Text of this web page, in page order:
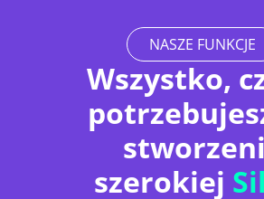
NASZE FUNKCJE
Wszystko,
szerokiej